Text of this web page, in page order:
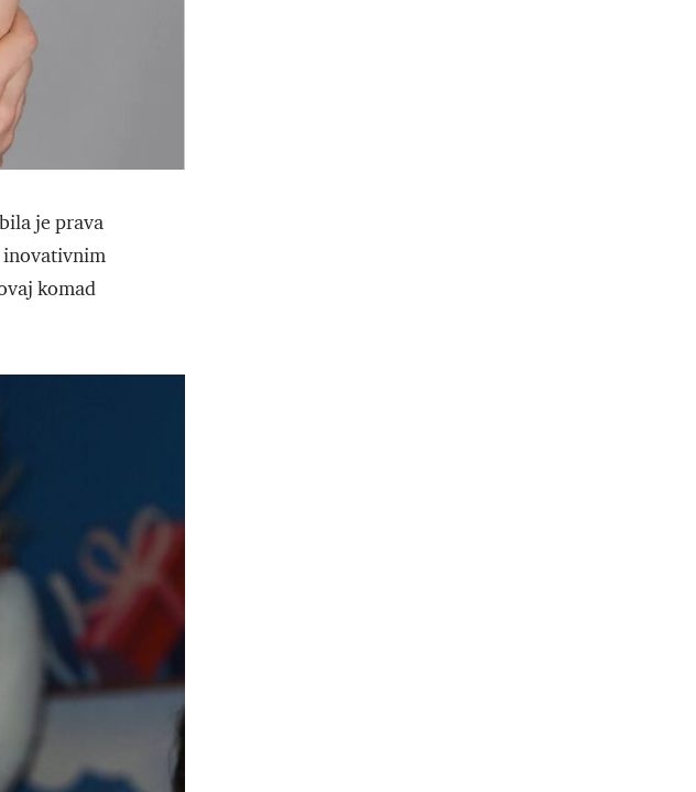
je prava
inovativnim
komad